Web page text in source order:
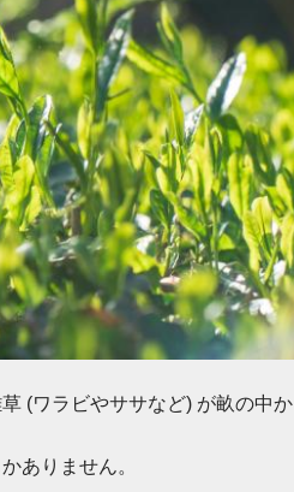
(ワラビやササなど) が畝の中か
ありません。